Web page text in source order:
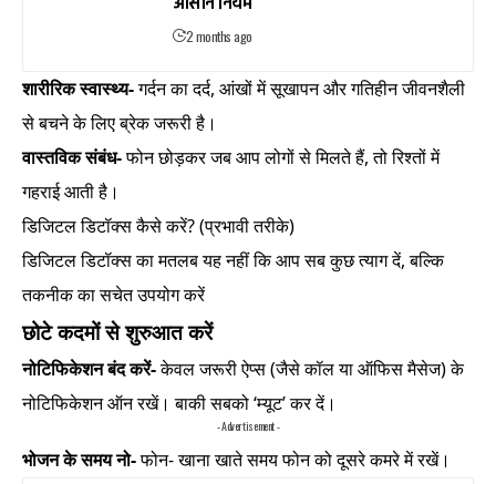
2 months ago
शारीरिक स्वास्थ्य-गर्दन का दर्द, आंखों में सूखापन और गतिहीन जीवनशैली
से बचने के लिए ब्रेक जरूरी है।
वास्तविक संबंध-फोन छोड़कर जब आप लोगों से मिलते हैं, तो रिश्तों में
गहराई आती है।
डिजिटल डिटॉक्स कैसे करें? (प्रभावी तरीके)
डिजिटल डिटॉक्स का मतलब यह नहीं कि आप सब कुछ त्याग दें, बल्कि
तकनीक का सचेत उपयोग करें
छोटे कदमों से शुरुआत करें
नोटिफिकेशन बंद करें-केवल जरूरी ऐप्स (जैसे कॉल या ऑफिस मैसेज) के
नोटिफिकेशन ऑन रखें। बाकी सबको ‘म्यूट’ कर दें।
- Advertisement -
भोजन के समय नो-फोन- खाना खाते समय फोन को दूसरे कमरे में रखें।